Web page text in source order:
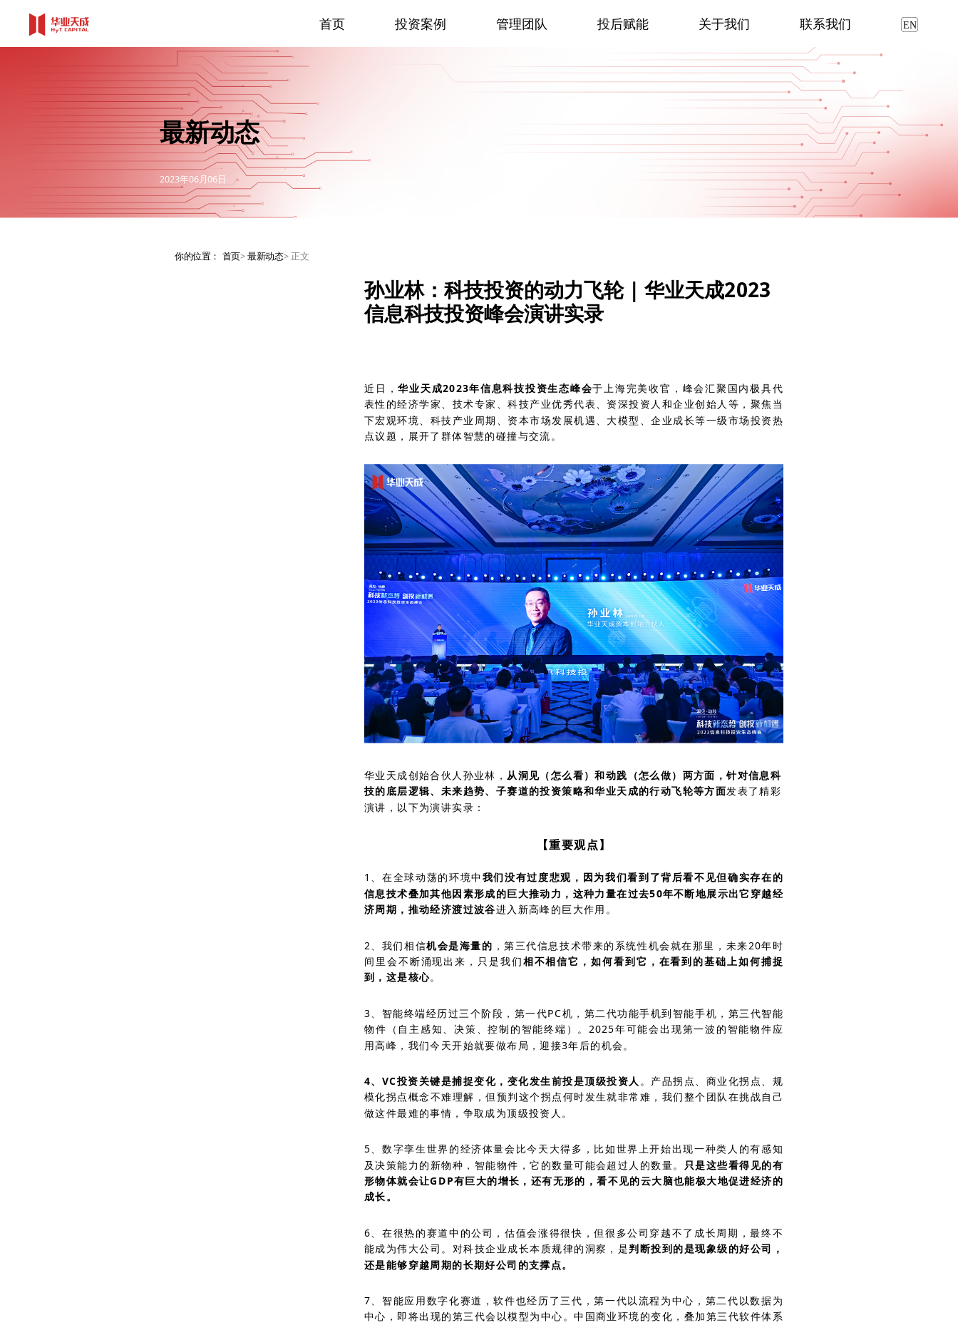
首页 投资案例 管理团队 投后赋能 关于我们 联系我们
最新动态
2023年06月06日
你的位置： 首页> 最新动态> 正文
孙业林：科技投资的动力飞轮 | 华业天成2023
信息科技投资峰会演讲实录
近日，华业天成2023年信息科技投资生态峰会于上海完美收官，峰会汇聚国内极具代
表性的经济学家、技术专家、科技产业优秀代表、资深投资人和企业创始人等，聚焦当
下宏观环境、科技产业周期、资本市场发展机遇、大模型、企业成长等一级市场投资热
点议题，展开了群体智慧的碰撞与交流。
华业天成创始合伙人孙业林，从洞见（怎么看）和动践（怎么做）两方面，针对信息科
技的底层逻辑、未来趋势、子赛道的投资策略和华业天成的行动飞轮等方面发表了精彩
演讲，以下为演讲实录：
【重要观点】
1、在全球动荡的环境中我们没有过度悲观，因为我们看到了背后看不见但确实存在的
信息技术叠加其他因素形成的巨大推动力，这种力量在过去50年不断地展示出它穿越经
济周期，推动经济渡过波谷进入新高峰的巨大作用。
2、我们相信机会是海量的 ，第三代信息技术带来的系统性机会就在那里，未来20年时
间里会不断涌现出来，只是我们相不相信它，如何看到它，在看到的基础上如何捕捉
到，这是核心。
3、智能终端经历过三个阶段，第一代PC机，第二代功能手机到智能手机，第三代智能
物件（自主感知、决策、控制的智能终端）。2025年可能会出现第一波的智能物件应
用高峰，我们今天开始就要做布局，迎接3年后的机会。
4、VC投资关键是捕捉变化，变化发生前投是顶级投资人 。产品拐点、商业化拐点、规
模化拐点概念不难理解，但预判这个拐点何时发生就非常难，我们整个团队在挑战自己
做这件最难的事情，争取成为顶级投资人。
5、数字孪生世界的经济体量会比今天大得多，比如世界上开始出现一种类人的有感知
及决策能力的新物种，智能物件，它的数量可能会超过人的数量。
只是这些看得见的有
形物体就会让GDP有巨大的增长，还有无形的，看不见的云大脑也能极大地促进经济的
成长。
6、在很热的赛道中的公司，估值会涨得很快，但很多公司穿越不了成长周期，最终不
能成为伟大公司。对科技企业成长本质规律的洞察，是判断投到的是现象级的好公司，
还是能够穿越周期的长期好公司的支撑点。
7、智能应用数字化赛道，软件也经历了三代，第一代以流程为中心，第二代以数据为
中心，即将出现的第三代会以模型为中心。中国商业环境的变化，叠加第三代软件体系